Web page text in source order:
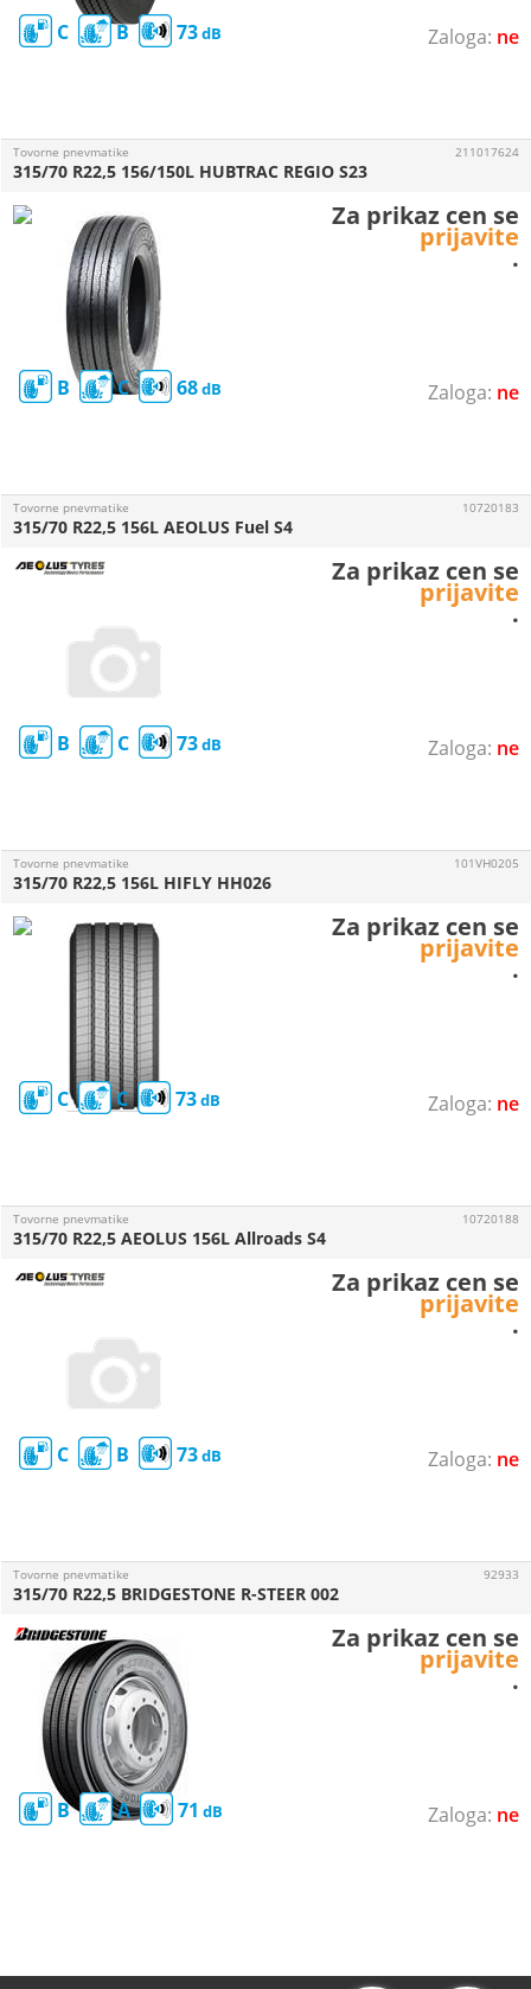
ne
C B 73
ne
Tovorne pnevmatike
B C 68
315/70 R22,5 156/150L HUBTRAC REGIO S23
211017624
Za prikaz cen se
prijavite
.
ne
Tovorne pnevmatike
B C 73
315/70 R22,5 156L AEOLUS Fuel S4
10720183
Za prikaz cen se
prijavite
.
ne
Tovorne pnevmatike
C C 73
315/70 R22,5 156L HIFLY HH026
101VH0205
Za prikaz cen se
prijavite
.
ne
Tovorne pnevmatike
C B 73
315/70 R22,5 AEOLUS 156L Allroads S4
10720188
Za prikaz cen se
prijavite
.
ne
Tovorne pnevmatike
B A 71
315/70 R22,5 BRIDGESTONE R-STEER 002
92933
Za prikaz cen se
prijavite
.